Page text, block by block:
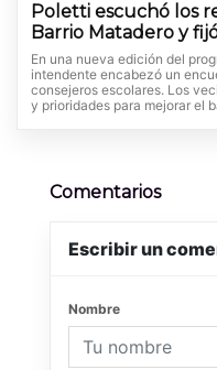
Poletti escuchó los
Barrio Matadero y
En una nueva edición del
intendente encabezó un
consejeros escolares. Los
y prioridades para mejorar el
Comentarios
Escribir un
Nombre